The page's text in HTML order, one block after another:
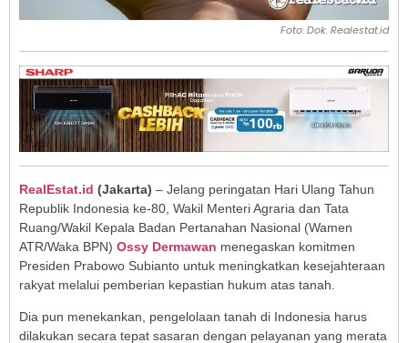
Foto: Dok. Realestat.id
RealEstat.id (Jakarta) – Jelang peringatan Hari Ulang Tahun
Republik Indonesia ke-80, Wakil Menteri Agraria dan Tata
Ruang/Wakil Kepala Badan Pertanahan Nasional (Wamen
ATR/Waka BPN) Ossy Dermawan menegaskan komitmen
Presiden Prabowo Subianto untuk meningkatkan kesejahteraan
rakyat melalui pemberian kepastian hukum atas tanah.
Dia pun menekankan, pengelolaan tanah di Indonesia harus
dilakukan secara tepat sasaran dengan pelayanan yang merata